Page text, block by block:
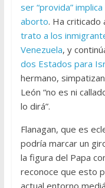
ser “provida”
aborto. Ha criticado
trato a los
Venezuela, y
dos Estados para
hermano,
León “no es ni
lo dirá”.
Flanagan, que es
podría marcar un
la figura del Papa
reconoce que esto
actual entorno